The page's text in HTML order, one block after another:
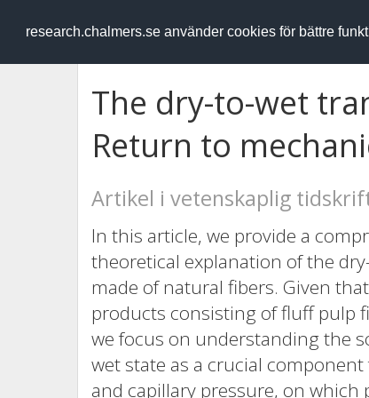
research.chalmers.se använder cookies för bättre
RESEARCH.chalmers.se
The dry-to-wet
Return to
Artikel i vetenskaplig
In this article, we provide a
theoretical explanation of the
made of natural fibers. Given
products consisting of fluff pulp
we focus on understanding the
wet state as a crucial
and capillary pressure, on